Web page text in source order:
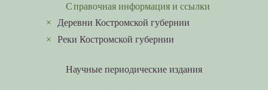
Справочная информация и ссылки
Деревни Костромской губернии
×Реки Костромской губернии
Научные периодические издания